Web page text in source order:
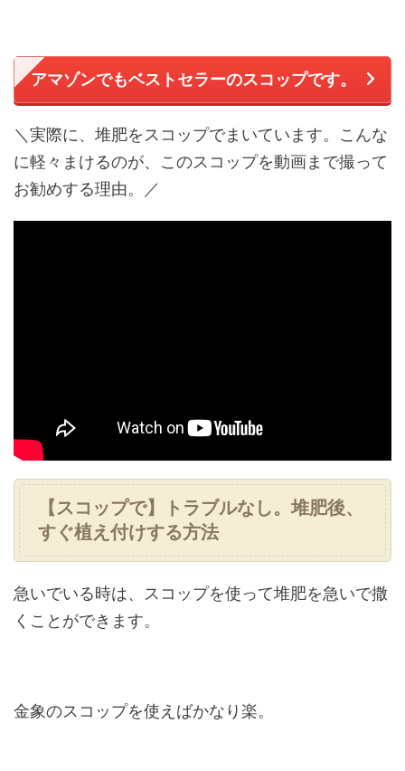
アマゾンでもベストセラーのスコップです。
＼実際に、堆肥をスコップでまいています。こんな
に軽々まけるのが、このスコップを動画まで撮って
お勧めする理由。／
【スコップで】トラブルなし。堆肥後、
すぐ植え付けする方法
急いでいる時は、スコップを使って堆肥を急いで撒
くことができます。
金象のスコップを使えばかなり楽。